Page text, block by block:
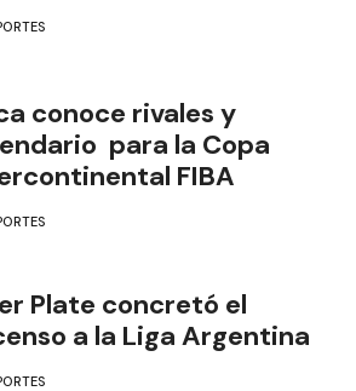
conoce rivales y
para la Copa
FIBA
Plate concretó el
a la Liga Argentina